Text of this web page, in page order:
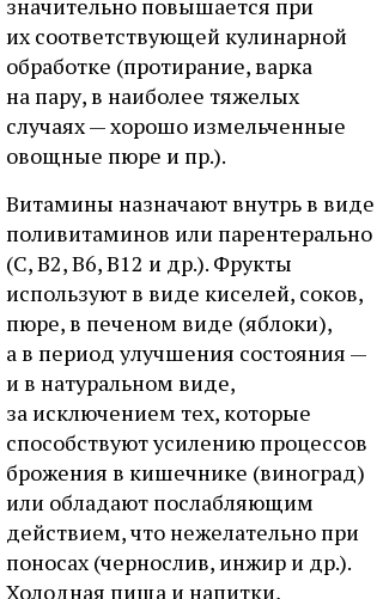
значительно повышается при
их соответствующей кулинарной
обработке (протирание, варка
на пару, в наиболее тяжелых
случаях — хорошо измельченные
овощные пюре и пр.).
Витамины назначают внутрь в виде
поливитаминов или парентерально
(С, В2, В6, В12 и др.). Фрукты
используют в виде киселей, соков,
пюре, в печеном виде (яблоки),
а в период улучшения состояния —
и в натуральном виде,
за исключением тех, которые
способствуют усилению процессов
брожения в кишечнике (виноград)
или обладают послабляющим
действием, что нежелательно при
поносах (чернослив, инжир и др.).
Холодная пища и напитки,